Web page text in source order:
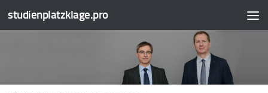
Zum Inhalt springen
studienplatzklage.pro